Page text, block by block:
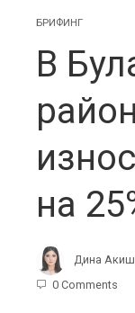
БРИФИНГ
В
на
Дина
0 Comments